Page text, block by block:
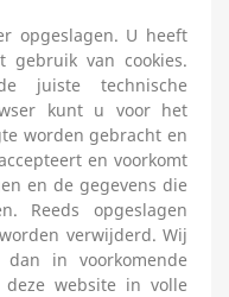
opgeslagen. U heeft
gebruik van cookies.
juiste technische
kunt u voor het
worden gebracht en
en voorkomt
en de gegevens die
Reeds opgeslagen
verwijderd. Wij
in voorkomende
website in volle